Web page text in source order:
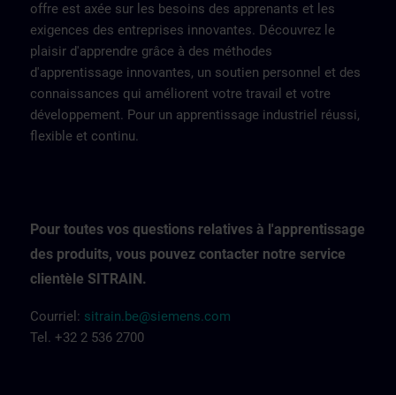
offre est axée sur les besoins des apprenants et les
exigences des entreprises innovantes. Découvrez le
plaisir d'apprendre grâce à des méthodes
d'apprentissage innovantes, un soutien personnel et des
connaissances qui améliorent votre travail et votre
développement. Pour un apprentissage industriel réussi,
flexible et continu.
Pour toutes vos questions relatives à l'apprentissage
des produits, vous pouvez contacter notre service
clientèle SITRAIN.
Courriel: sitrain.be@siemens.com
Tel. +32 2 536 2700